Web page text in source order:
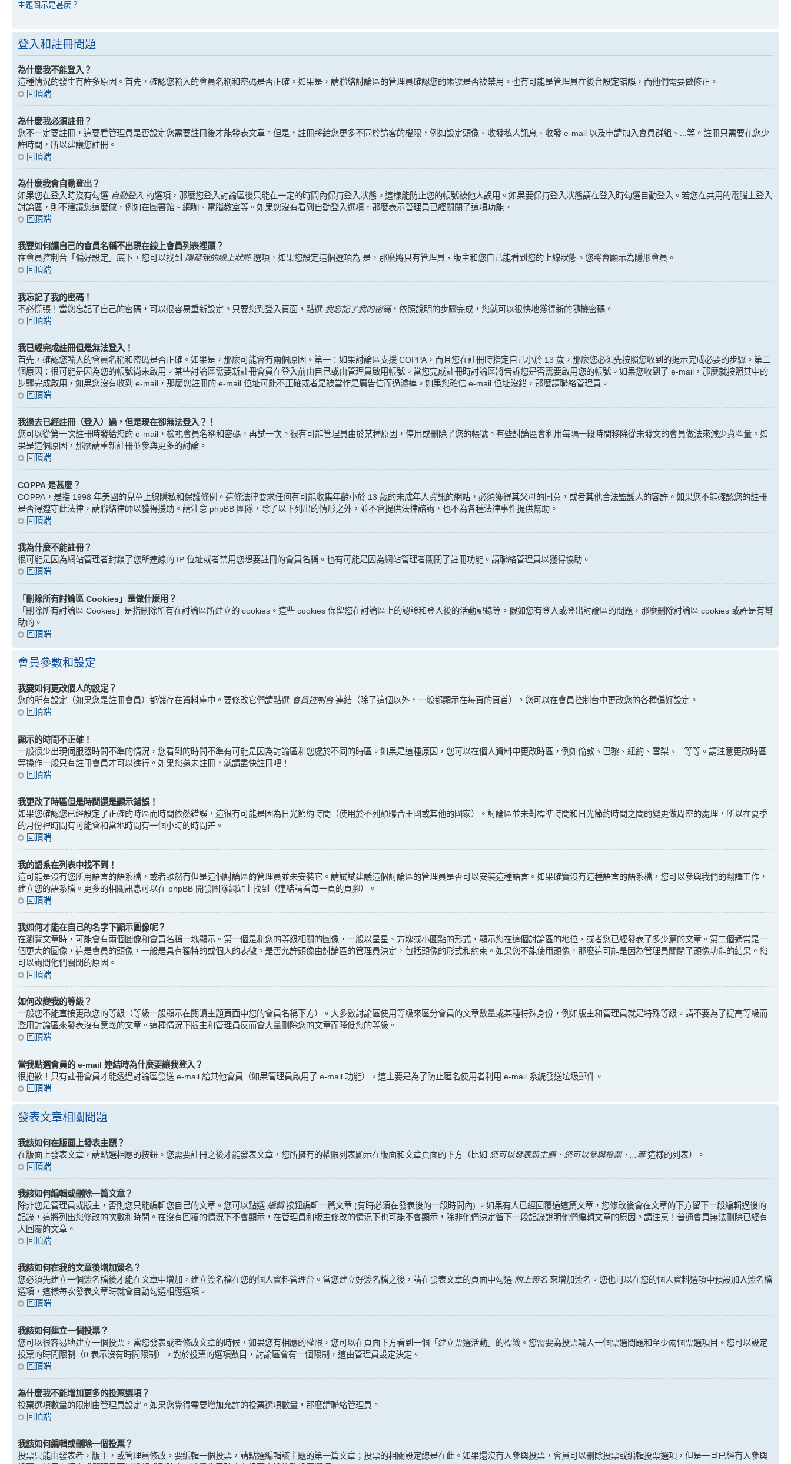
主題圖示是甚麼？
登入和註冊問題
為什麼我不能登入？
這種情況的發生有許多原因。首先，確認您輸入的會員名稱和密碼是否正確。如果是，請聯絡討論區的管理員確認您的帳號是否被禁用。也有可能是管理員在後台設定錯誤，而他們需要做修正。
回頂端
為什麼我必須註冊？
您不一定要註冊，這要看管理員是否設定您需要註冊後才能發表文章。但是，註冊將給您更多不同於訪客的權限，例如設定頭像、收發私人訊息、收發 e-mail 以及申請加入會員群組、...等。註冊只需要花您少
許時間，所以建議您註冊。
回頂端
為什麼我會自動登出？
如果您在登入時沒有勾選 自動登入 的選項，那麼您登入討論區後只能在一定的時間內保持登入狀態。這樣能防止您的帳號被他人誤用。如果要保持登入狀態請在登入時勾選自動登入。若您在共用的電腦上登入
討論區，則不建議您這麼做，例如在圖書館、網咖、電腦教室等。如果您沒有看到自動登入選項，那麼表示管理員已經關閉了這項功能。
回頂端
我要如何讓自己的會員名稱不出現在線上會員列表裡頭？
在會員控制台「偏好設定」底下，您可以找到 隱藏我的線上狀態選項，如果您設定這個選項為 是 ，那麼將只有管理員、版主和您自己能看到您的上線狀態。您將會顯示為隱形會員。
回頂端
我忘記了我的密碼！
不必慌張！當您忘記了自己的密碼，可以很容易重新設定。只要您到登入頁面，點選 我忘記了我的密碼，依照說明的步驟完成，您就可以很快地獲得新的隨機密碼。
回頂端
我已經完成註冊但是無法登入！
首先，確認您輸入的會員名稱和密碼是否正確。如果是，那麼可能會有兩個原因。第一：如果討論區支援 COPPA，而且您在註冊時指定自己小於 13 歲，那麼您必須先按照您收到的提示完成必要的步驟。第二
個原因：很可能是因為您的帳號尚未啟用。某些討論區需要新註冊會員在登入前由自己或由管理員啟用帳號。當您完成註冊時討論區將告訴您是否需要啟用您的帳號。如果您收到了 e-mail，那麼就按照其中的
步驟完成啟用，如果您沒有收到 e-mail，那麼您註冊的 e-mail 位址可能不正確或者是被當作是廣告信而過濾掉。如果您確信 e-mail 位址沒錯，那麼請聯絡管理員。
回頂端
我過去已經註冊（登入）過，但是現在卻無法登入？！
您可以從第一次註冊時發給您的 e-mail，檢視會員名稱和密碼，再試一次。很有可能管理員由於某種原因，停用或刪除了您的帳號。有些討論區會利用每隔一段時間移除從未發文的會員做法來減少資料量。如
果是這個原因，那麼請重新註冊並參與更多的討論。
回頂端
COPPA 是甚麼？
COPPA，是指 1998 年美國的兒童上線隱私和保護條例。這條法律要求任何有可能收集年齡小於 13 歲的未成年人資訊的網站，必須獲得其父母的同意，或者其他合法監護人的容許。如果您不能確認您的註冊
是否得遵守此法律，請聯絡律師以獲得援助。請注意 phpBB 團隊，除了以下列出的情形之外，並不會提供法律諮詢，也不為各種法律事件提供幫助。
回頂端
我為什麼不能註冊？
很可能是因為網站管理者封鎖了您所連線的 IP 位址或者禁用您想要註冊的會員名稱。也有可能是因為網站管理者關閉了註冊功能。請聯絡管理員以獲得協助。
回頂端
「刪除所有討論區 Cookies」是做什麼用？
「刪除所有討論區 Cookies」是指刪除所有在討論區所建立的 cookies。這些 cookies 保留您在討論區上的認證和登入後的活動記錄等。假如您有登入或登出討論區的問題，那麼刪除討論區 cookies 或許是有幫
助的。
回頂端
會員參數和設定
我要如何更改個人的設定？
您的所有設定（如果您是註冊會員）都儲存在資料庫中。要修改它們請點選 會員控制台連結（除了這個以外，一般都顯示在每頁的頁首）。您可以在會員控制台中更改您的各種偏好設定。
回頂端
顯示的時間不正確！
一般很少出現伺服器時間不準的情況，您看到的時間不準有可能是因為討論區和您處於不同的時區。如果是這種原因，您可以在個人資料中更改時區，例如倫敦、巴黎、紐約、雪梨、...等等。請注意更改時區
等操作一般只有註冊會員才可以進行。如果您還未註冊，就請盡快註冊吧！
回頂端
我更改了時區但是時間還是顯示錯誤！
如果您確認您已經設定了正確的時區而時間依然錯誤，這很有可能是因為日光節約時間（使用於不列顛聯合王國或其他的國家）。討論區並未對標準時間和日光節約時間之間的變更做周密的處理，所以在夏季
的月份裡時間有可能會和當地時間有一個小時的時間差。
回頂端
我的語系在列表中找不到！
這可能是沒有您所用語言的語系檔，或者雖然有但是這個討論區的管理員並未安裝它。請試試建議這個討論區的管理員是否可以安裝這種語言。如果確實沒有這種語言的語系檔，您可以參與我們的翻譯工作，
建立您的語系檔。更多的相關訊息可以在 phpBB 開發團隊網站上找到（連結請看每一頁的頁腳）。
回頂端
我如何才能在自己的名字下顯示圖像呢？
在瀏覽文章時，可能會有兩個圖像和會員名稱一塊顯示。第一個是和您的等級相關的圖像，一般以星星、方塊或小圓點的形式，顯示您在這個討論區的地位，或者您已經發表了多少篇的文章。第二個通常是一
個更大的圖像，這是會員的頭像，一般是具有獨特的或個人的表徵。是否允許頭像由討論區的管理員決定，包括頭像的形式和約束。如果您不能使用頭像，那麼這可能是因為管理員關閉了頭像功能的結果。您
可以詢問他們關閉的原因。
回頂端
如何改變我的等級？
一般您不能直接更改您的等級（等級一般顯示在閱讀主題頁面中您的會員名稱下方）。大多數討論區使用等級來區分會員的文章數量或某種特殊身份，例如版主和管理員就是特殊等級。請不要為了提高等級而
濫用討論區來發表沒有意義的文章。這種情況下版主和管理員反而會大量刪除您的文章而降低您的等級。
回頂端
當我點選會員的 e-mail 連結時為什麼要讓我登入？
很抱歉！只有註冊會員才能透過討論區發送 e-mail 給其他會員（如果管理員啟用了 e-mail 功能）。這主要是為了防止匿名使用者利用 e-mail 系統發送垃圾郵件。
回頂端
發表文章相關問題
我該如何在版面上發表主題？
在版面上發表文章，請點選相應的按鈕。您需要註冊之後才能發表文章，您所擁有的權限列表顯示在版面和文章頁面的下方（比如 您可以發表新主題、您可以參與投票、...等這樣的列表）。
回頂端
我該如何編輯或刪除一篇文章？
除非您是管理員或版主，否則您只能編輯您自己的文章。您可以點選 編輯按鈕編輯一篇文章 (有時必須在發表後的一段時間內) 。如果有人已經回覆過這篇文章，您修改後會在文章的下方留下一段編輯過後的
記錄，這將列出您修改的次數和時間。在沒有回覆的情況下不會顯示，在管理員和版主修改的情況下也可能不會顯示，除非他們決定留下一段記錄說明他們編輯文章的原因。請注意！普通會員無法刪除已經有
人回覆的文章。
回頂端
我該如何在我的文章後增加簽名？
您必須先建立一個簽名檔後才能在文章中增加，建立簽名檔在您的個人資料管理台。當您建立好簽名檔之後，請在發表文章的頁面中勾選 附上簽名 來增加簽名。您也可以在您的個人資料選項中預設加入簽名檔
選項，這樣每次發表文章時就會自動勾選相應選項。
回頂端
我該如何建立一個投票？
您可以很容易地建立一個投票，當您發表或者修改文章的時候，如果您有相應的權限，您可以在頁面下方看到一個「建立票選活動」的標籤。您需要為投票輸入一個票選問題和至少兩個票選項目。您可以設定
投票的時間限制（0 表示沒有時間限制）。對於投票的選項數目，討論區會有一個限制，這由管理員設定決定。
回頂端
為什麼我不能增加更多的投票選項？
投票選項數量的限制由管理員設定。如果您覺得需要增加允許的投票選項數量，那麼請聯絡管理員。
回頂端
我該如何編輯或刪除一個投票？
投票只能由發表者，版主，或管理員修改。要編輯一個投票，請點選編輯該主題的第一篇文章；投票的相關設定總是在此。如果還沒有人參與投票，會員可以刪除投票或編輯投票選項，但是一旦已經有人參與